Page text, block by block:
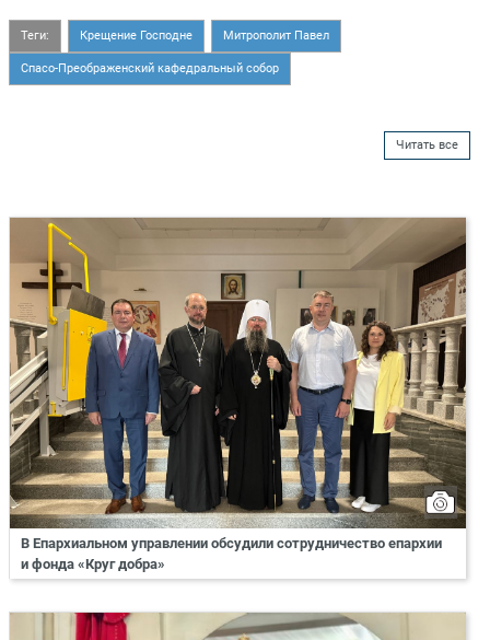
Теги: Крещение Господне Митрополит Павел
Спасо-Преображенский кафедральный собор
Читать все
В Епархиальном управлении обсудили сотрудничество епархии
и фонда «Круг добра»